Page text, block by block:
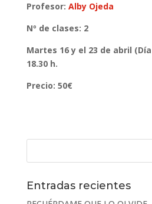
Profesor: Alby Ojeda
Nº de clases: 2
Martes 16 y el 23 de abril
18.30 h.
Precio: 50€
Entradas recientes